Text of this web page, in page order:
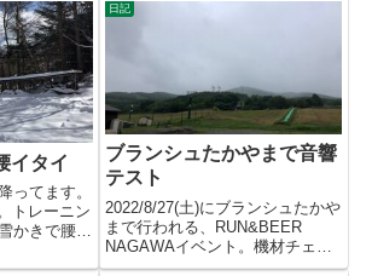
イタイ
ってます。
トレーニン
かきで腰に
日記
ブランシュたかやまで音響
テスト
2022/8/27(土)にブランシュたかや
まで行われる、RUN&BEER
NAGAWAイベント。機材チェッ
クを兼ねて音響...